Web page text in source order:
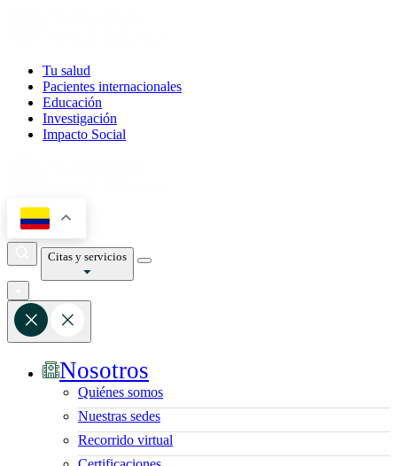
Tu salud
Pacientes internacionales
Educación
Investigación
Impacto Social
Citas y servicios
Nosotros
Quiénes somos
Nuestras sedes
Recorrido virtual